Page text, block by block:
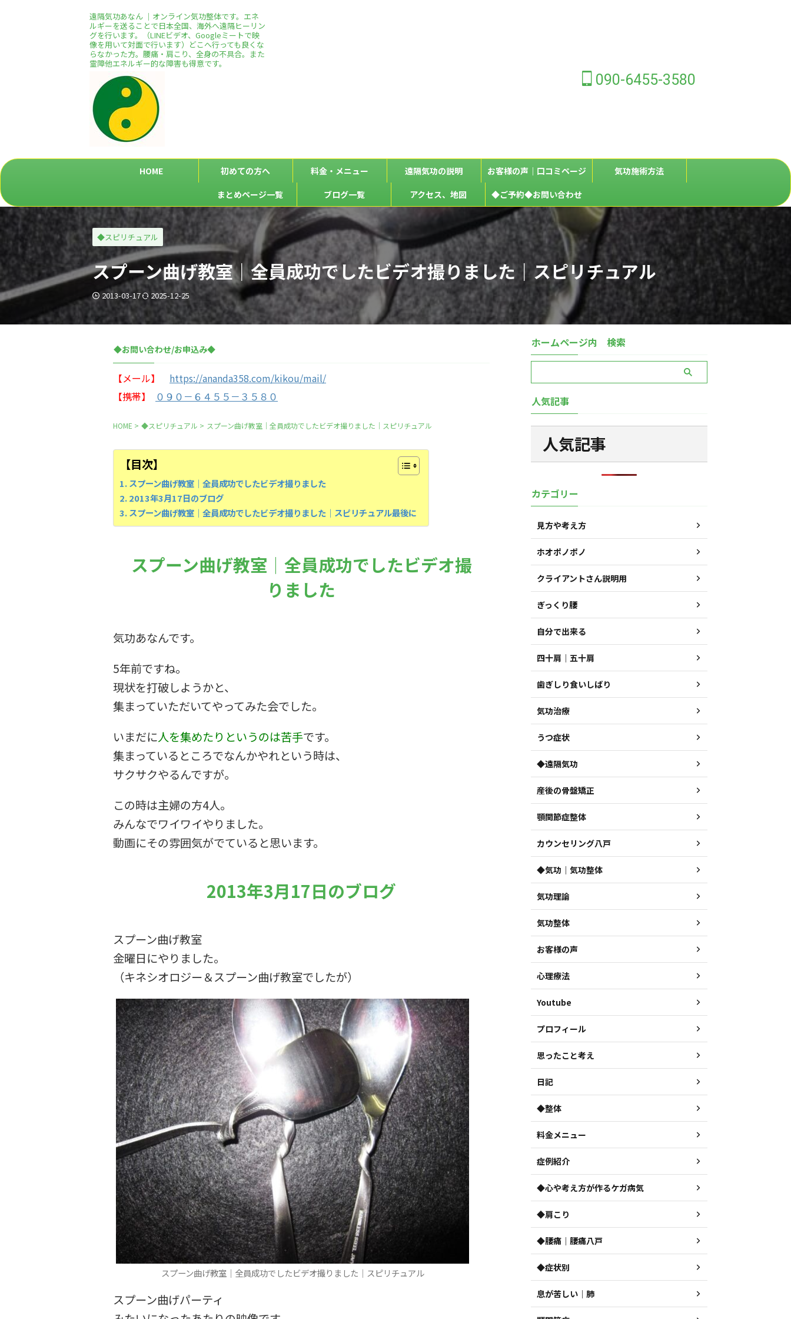
遠隔気功あなん ｜オンライン気功整体です。エネ
ルギーを送ることで日本全国、海外へ遠隔ヒーリン
グを行います。（LINEビデオ、Googleミートで映
像を用いて対面で行います）どこへ行っても良くな
らなかった方。腰痛・肩こり、全身の不具合。また
霊障他エネルギー的な障害も得意です。
090-6455-3580
HOME 初めての方へ 料金・メニュー 遠隔気功の説明 お客様の声｜口コミページ
気功施術方法
まとめページ一覧
ブログ一覧 アクセス、地図 ◆ご予約◆お問い合わせ
◆スピリチュアル
スプーン曲げ教室｜全員成功でしたビデオ撮りました｜スピリチュアル
2013-03-17 2025-12-25
◆お問い合わせ/お申込み◆
【メール】
https://ananda358.com/kikou/mail/
【携帯】
０９０－６４５５－３５８０
HOME > ◆スピリチュアル > スプーン曲げ教室｜全員成功でしたビデオ撮りました｜スピリチュアル
【目次】
スプーン曲げ教室｜全員成功でしたビデオ撮りました
2013年3月17日のブログ
スプーン曲げ教室｜全員成功でしたビデオ撮りました｜スピリチュアル最後に
スプーン曲げ教室｜全員成功でしたビデオ撮
りました
気功あなんです。
5年前ですね。
現状を打破しようかと、
集まっていただいてやってみた会でした。
いまだに人を集めたりというのは苦手です。
集まっているところでなんかやれという時は、
サクサクやるんですが。
この時は主婦の方4人。
みんなでワイワイやりました。
動画にその雰囲気がでていると思います。
2013年3月17日のブログ
スプーン曲げ教室
金曜日にやりました。
（キネシオロジー＆スプーン曲げ教室でしたが）
スプーン曲げ教室｜全員成功でしたビデオ撮りました｜スピリチュアル
スプーン曲げパーティ
ホームページ内 検索
人気記事
人気記事
カテゴリー
見方や考え方
ホオポノポノ
クライアントさん説明用
ぎっくり腰
自分で出来る
四十肩｜五十肩
歯ぎしり食いしばり
気功治療
うつ症状
◆遠隔気功
産後の骨盤矯正
顎関節症整体
カウンセリング八戸
◆気功｜気功整体
気功理論
気功整体
お客様の声
心理療法
Youtube
プロフィール
思ったこと考え
日記
◆整体
料金メニュー
症例紹介
◆心や考え方が作るケガ病気
◆肩こり
◆腰痛｜腰痛八戸
◆症状別
息が苦しい｜肺